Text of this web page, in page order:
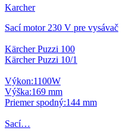
Karcher
Sací motor 230 V pre vysávač
Kärcher Puzzi 100
Kärcher Puzzi 10/1
Výkon:1100W
Výška:169 mm
Priemer spodný:144 mm
Sací…